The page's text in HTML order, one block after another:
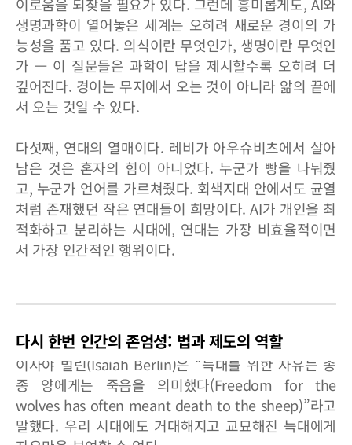
생명과학이 열어놓은 세계는 오히려 새로운 경이의 가
능성을 품고 있다. 의식이란 무엇인가, 생명이란 무엇인
가 — 이 질문들은 과학이 답을 제시할수록 오히려 더
깊어진다. 경이는 무지에서 오는 것이 아니라 앎의 끝에
서 오는 것일 수 있다.
다섯째, 연대의 열매이다. 레비가 아우슈비츠에서 살아
남은 것은 혼자의 힘이 아니었다. 누군가 빵을 나눠줬
고, 누군가 언어를 가르쳐줬다. 회색지대 안에서도 균열
처럼 존재했던 작은 연대들이 희망이다. AI가 개인을 최
적화하고 분리하는 시대에, 연대는 가장 비효율적이면
서 가장 인간적인 행위이다.
다시 한번 인간의 존엄성: 법과 제도의 역할
이사야 벌린(Isaiah Berlin)은 “늑대를 위한 자유는 종
종 양에게는 죽음을 의미했다(Freedom for the
wolves has often meant death to the sheep)”라고
말했다. 우리 시대에도 거대해지고 교묘해진 늑대에게